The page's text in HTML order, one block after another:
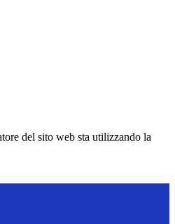
del sito web sta utilizzando la